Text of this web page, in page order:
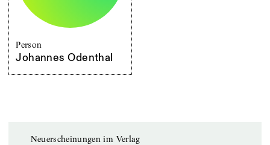
Person
Johannes Odenthal
Neuerscheinungen im Verlag